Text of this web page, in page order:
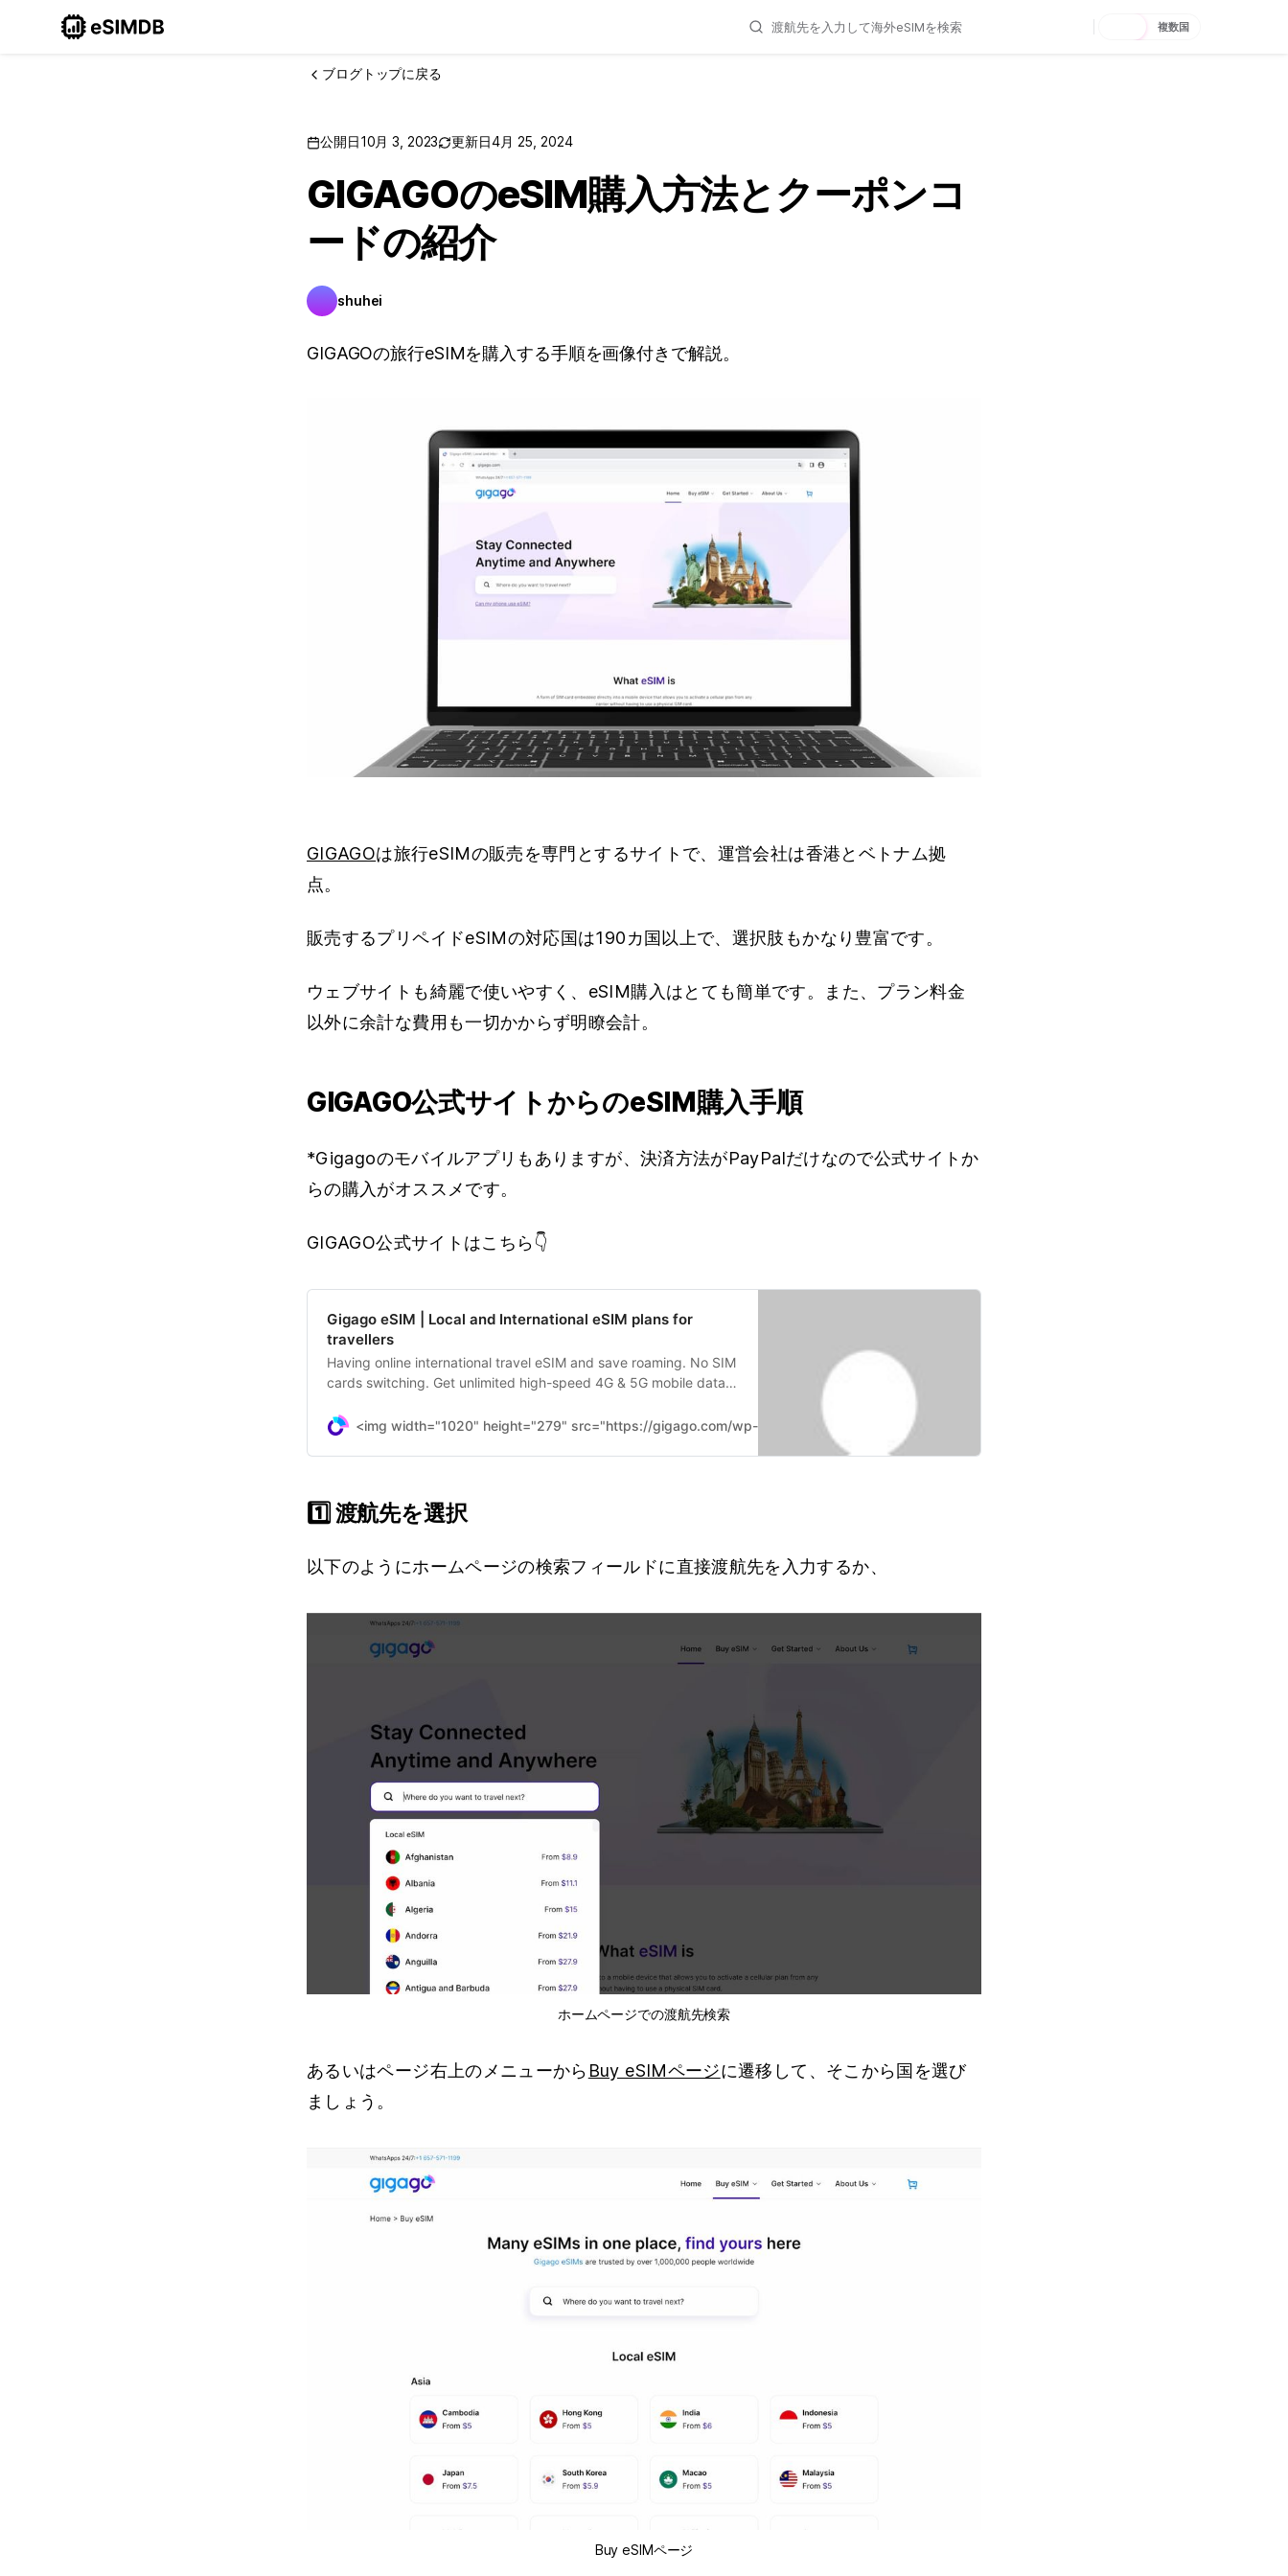
複数国
ブログトップに戻る
公開日10月 3, 2023 更新日4月 25, 2024
GIGAGOのeSIM購入方法とクーポンコ
ードの紹介
shuhei
GIGAGOの旅行eSIMを購入する手順を画像付きで解説。
GIGAGOは旅行eSIMの販売を専門とするサイトで、運営会社は香港とベトナム拠
点。
販売するプリペイドeSIMの対応国は190カ国以上で、選択肢もかなり豊富です。
ウェブサイトも綺麗で使いやすく、eSIM購入はとても簡単です。また、プラン料金
以外に余計な費用も一切かからず明瞭会計。
GIGAGO公式サイトからのeSIM購入手順
*Gigagoのモバイルアプリもありますが、決済方法がPayPalだけなので公式サイトか
らの購入がオススメです。
GIGAGO公式サイトはこちら👇
Gigago eSIM | Local and International eSIM plans for
travellers
Having online international travel eSIM and save roaming. No SIM
cards switching. Get unlimited high-speed 4G & 5G mobile data
<img width="1020" height="279" src="https://gigago.com/wp-content/uploads/2022/09/gigago-logo-new.svg" class="header_logo header-
1️⃣ 渡航先を選択
以下のようにホームページの検索フィールドに直接渡航先を入力するか、
ホームページでの渡航先検索
あるいはページ右上のメニューから Buy eSIMページに遷移して、そこから国を選び
ましょう。
Buy eSIMページ